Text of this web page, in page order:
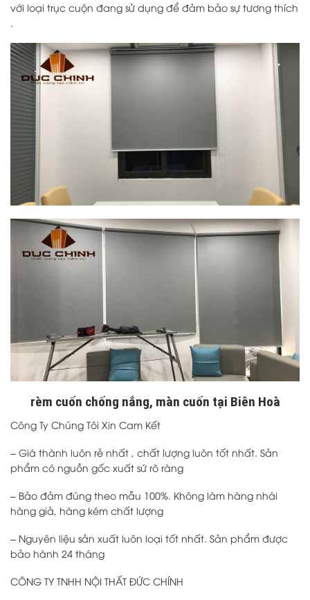
với loại trục cuộn đang sử dụng để đảm bảo sự tương thích
.
rèm cuốn chống nắng, màn cuốn tại Biên Hoà
Công Ty Chúng Tôi Xin Cam Kết
– Giá thành luôn rẻ nhất , chất lượng luôn tốt nhất. Sản
phẩm có nguồn gốc xuất sứ rõ ràng
– Bảo đảm đúng theo mẫu 100%. Không làm hàng nhái
hàng giả, hàng kém chất lượng
– Nguyên liệu sản xuất luôn loại tốt nhất. Sản phẩm được
bảo hành 24 tháng
CÔNG TY TNHH NỘI THẤT ĐỨC CHÍNH